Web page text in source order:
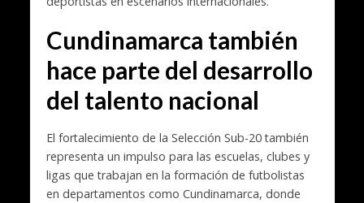
Cundinamarca también
hace parte del desarrollo
del talento nacional
El fortalecimiento de la Selección Sub-20 también
representa un impulso para las escuelas, clubes y
ligas que trabajan en la formación de futbolistas
en departamentos como Cundinamarca, donde